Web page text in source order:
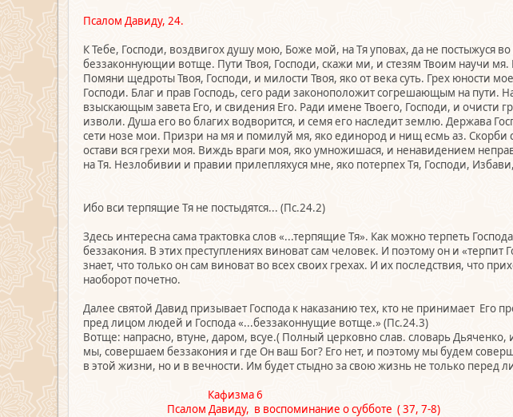
Псалом Давиду, 24.
К Тебе, Господи, воздвигох душу мою, Боже мой, на Тя уповах, да не постыжуся
беззаконнующии вотще. Пути Твоя, Господи, скажи ми, и стезям Твоим научи
Помяни щедроты Твоя, Господи, и милости Твоя, яко от века суть. Грех юности
Господи. Благ и прав Господь, сего ради законоположит согрешающым на пути.
взыскающым завета Его, и свидения Его. Ради имене Твоего, Господи, и очисти
изволи. Душа его во благих водворится, и семя его наследит землю. Держава
сети нозе мои. Призри на мя и помилуй мя, яко единород и нищ есмь аз.
остави вся грехи моя. Виждь враги моя, яко умножишася, и ненавидением
на Тя. Незлобивии и правии прилепляхуся мне, яко потерпех Тя, Господи,
Ибо вси терпящие Тя не постыдятся... (Пс.24.2)
Здесь интересна сама трактовка слов «...терпящие Тя». Как можно терпеть
беззакония. В этих преступлениях виноват сам человек. И поэтому он и
знает, что только он сам виноват во всех своих грехах. И их последствия, что
наоборот почетно.
Далее святой Давид призывает Господа к наказанию тех, кто не принимает Его
пред лицом людей и Господа «...беззаконнущие вотще.» (Пс.24.3)
Вотще: напрасно, втуне, даром, всуе.( Полный церковно слав. словарь
мы, совершаем беззакония и где Он ваш Бог? Его нет, и поэтому мы будем
в этой жизни, но и в вечности. Им будет стыдно за свою жизнь не только перед
Кафизма 6
Псалом Давиду, в воспоминание о субботе ( 37, 7-8)